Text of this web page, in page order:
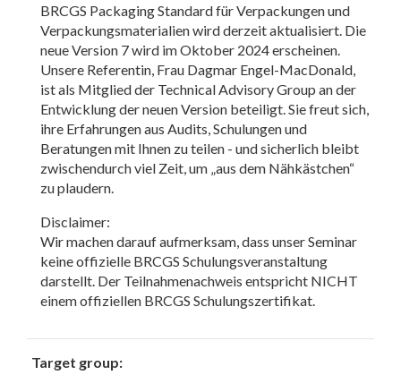
BRCGS Packaging Standard für Verpackungen und
Verpackungsmaterialien wird derzeit aktualisiert. Die
neue Version 7 wird im Oktober 2024 erscheinen.
Unsere Referentin, Frau Dagmar Engel-MacDonald,
ist als Mitglied der Technical Advisory Group an der
Entwicklung der neuen Version beteiligt. Sie freut sich,
ihre Erfahrungen aus Audits, Schulungen und
Beratungen mit Ihnen zu teilen - und sicherlich bleibt
zwischendurch viel Zeit, um „aus dem Nähkästchen“
zu plaudern.
Disclaimer:
Wir machen darauf aufmerksam, dass unser Seminar
keine offizielle BRCGS Schulungsveranstaltung
darstellt. Der Teilnahmenachweis entspricht NICHT
einem offiziellen BRCGS Schulungszertifikat.
Target group: